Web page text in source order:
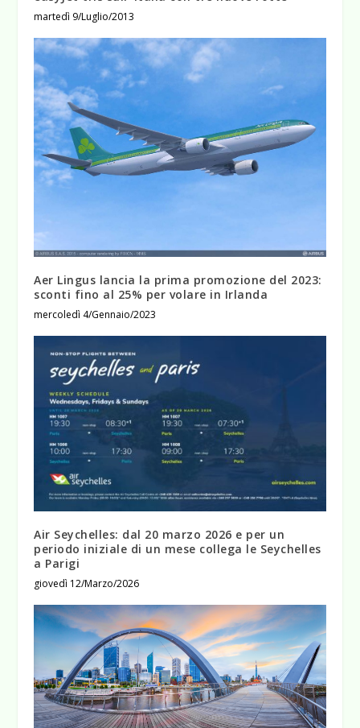
martedì 9/Luglio/2013
Aer Lingus lancia la prima promozione del 2023:
sconti fino al 25% per volare in Irlanda
mercoledì 4/Gennaio/2023
Air Seychelles: dal 20 marzo 2026 e per un
periodo iniziale di un mese collega le Seychelles
a Parigi
giovedì 12/Marzo/2026